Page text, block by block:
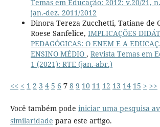
Temas em Educação: 2012: v.20/21,
jan.-dez. 2011/2012
Dinora Tereza Zucchetti, Tatiane de
Roese Sanfelice, IMPLICAÇÕES
PEDAGÓGICAS: O ENEM E A
ENSINO MÉDIO , Revista Temas em
1 (2021): RTE (jan.-abr.)
<< < 1 2 3 4 5 6 7 8 9 10 11 12 13 14 15 > >>
Você também pode iniciar uma pesquisa
similaridade para este artigo.